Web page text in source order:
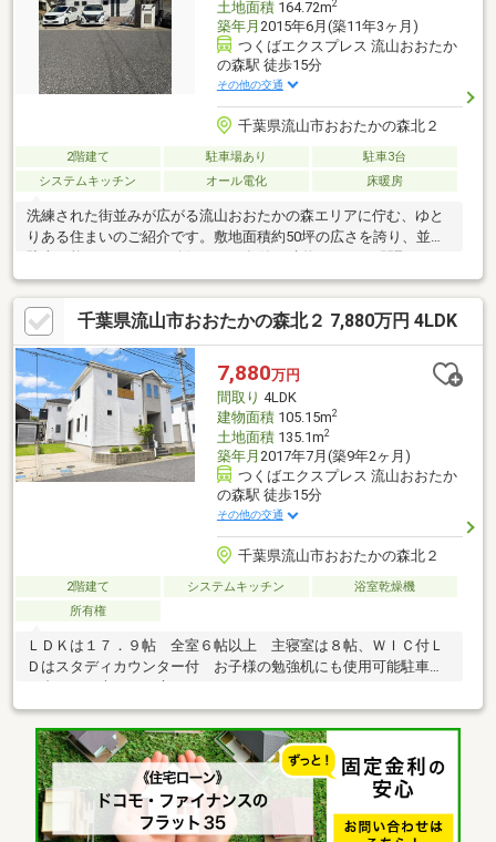
土地面積164.72m2
築年月 2015年6月(築11年3ヶ月)
つくばエクスプレス 流山おおたか
の森駅 徒歩15分
その他の交通
千葉県流山市おおたかの森北２
2階建て 駐車場あり
駐車3台
システムキッチン
オール電化 床暖房
洗練された街並みが広がる流山おおたかの森エリアに佇む、ゆと
りある住まいのご紹介です。敷地面積約50坪の広さを誇り、並列
ご家族一人ひとりのプライベート空間も充実しています。周辺は
落ち着いた住宅街でありながら、利便性の高い駅へのアクセスも
叶う立地。日々の暮らしに心地よいゆとりと安心感をもたらす、
永住の拠点としてふさわしい一邸をぜひ現地でご体感ください
千葉県流山市おおたかの森北２ 7,880万円 4LDK
7,880万円
間取り 4LDK
建物面積105.15m2
土地面積135.1m2
築年月 2017年7月(築9年2ヶ月)
つくばエクスプレス 流山おおたか
の森駅 徒歩15分
その他の交通
千葉県流山市おおたかの森北２
2階建て システムキッチン
浴室乾燥機
所有権
ＬＤＫは１７．９帖 全室６帖以上 主寝室は８帖、ＷＩＣ付Ｌ
Ｄはスタディカウンター付 お子様の勉強机にも使用可能駐車場
ッチンスペースにはパントリー付き 食器洗浄乾燥機付き 水栓
一体式浄水器付 浴室には浴室乾燥機付き 洗髪洗面化粧台 洗
濯機スペースには収納棚付リビングイン階段で、ご家族とコミュ
ニケーションの取りやすい間取りリビングダイニングは南向きと
なり、陽当り良好